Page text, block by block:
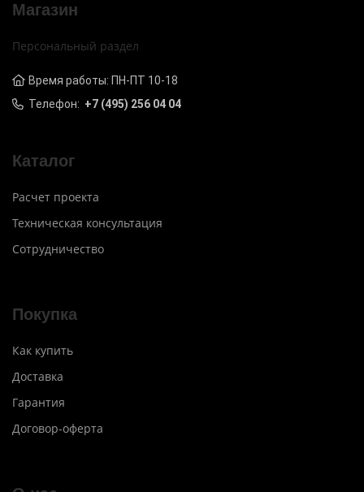
Магазин
Персональный раздел
Время работы: ПН-ПТ 10-18
Телефон: +7 (495) 256 04 04
Каталог
Расчет проекта
Техническая консультация
Сотрудничество
Покупка
Как купить
Доставка
Гарантия
Договор-оферта